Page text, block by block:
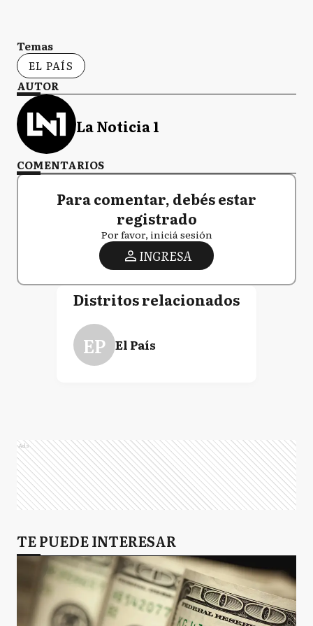
Temas
EL PAÍS
AUTOR
La Noticia 1
COMENTARIOS
Para comentar, debés estar
registrado
Por favor, iniciá sesión
INGRESA
Distritos relacionados
EP El País
Ads
TE PUEDE INTERESAR